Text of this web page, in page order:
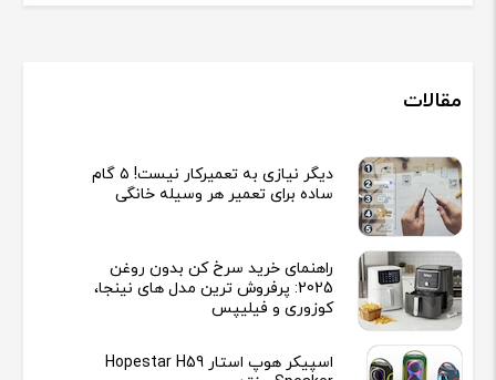
مقالات
دیگر نیازی به تعمیرکار نیست! ۵ گام
ساده برای تعمیر هر وسیله خانگی
راهنمای خرید سرخ کن بدون روغن
2025: پرفروش ترین مدل های نینجا،
کوزوری و فیلیپس
اسپیکر هوپ استار Hopestar H59